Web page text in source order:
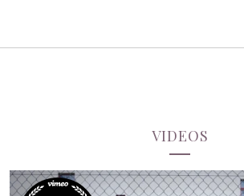
VIDEOS